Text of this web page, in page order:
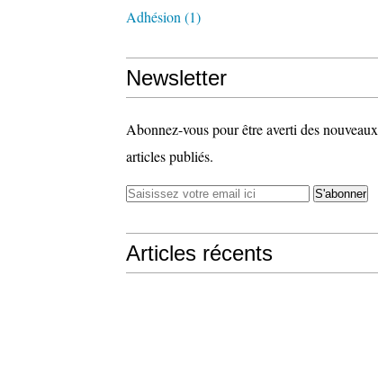
Adhésion (1)
Newsletter
Abonnez-vous pour être averti des nouveaux
articles publiés.
Articles récents